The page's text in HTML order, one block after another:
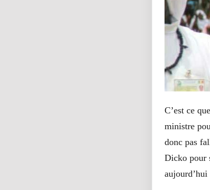
C’est ce
ministre
donc pas
Dicko pour